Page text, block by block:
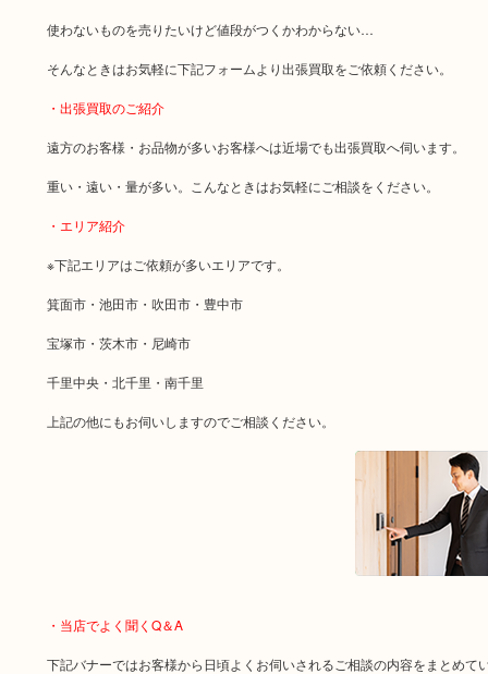
使わないものを売りたいけど値段がつくかわからない…
そんなときはお気軽に下記フォームより出張買取をご依頼ください。
・出張買取のご紹介
遠方のお客様・お品物が多いお客様へは近場でも出張買取へ伺います。
重い・遠い・量が多い。こんなときはお気軽にご相談をください。
・エリア紹介
※下記エリアはご依頼が多いエリアです。
箕面市・池田市・吹田市・豊中市
宝塚市・茨木市・尼崎市
千里中央・北千里・南千里
上記の他にもお伺いしますのでご相談ください。
・当店でよく聞くQ＆A
下記バナーではお客様から日頃よくお伺いされるご相談の内容をまとめて